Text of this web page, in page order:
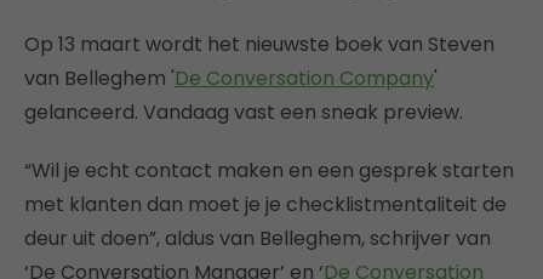
Op 13 maart wordt het nieuwste boek van Steven
van Belleghem 'De Conversation Company'
gelanceerd. Vandaag vast een sneak preview.
“Wil je echt contact maken en een gesprek starten
met klanten dan moet je je checklistmentaliteit de
deur uit doen”, aldus van Belleghem, schrijver van
‘De Conversation Manager’ en ‘De Conversation